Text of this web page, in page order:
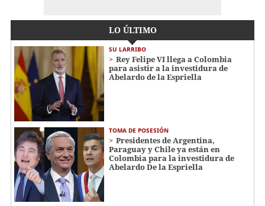
LO ÚLTIMO
SU LARRIBO
Rey Felipe VI llega a Colombia
para asistir a la investidura de
Abelardo de la Espriella
TOMA DE POSESIÓN
Presidentes de Argentina,
Paraguay y Chile ya están en
Colombia para la investidura de
Abelardo De la Espriella